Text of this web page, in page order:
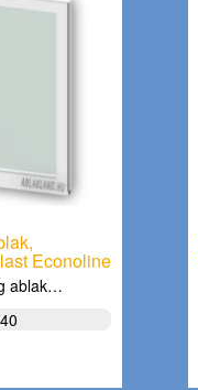
Econoline
ablak…